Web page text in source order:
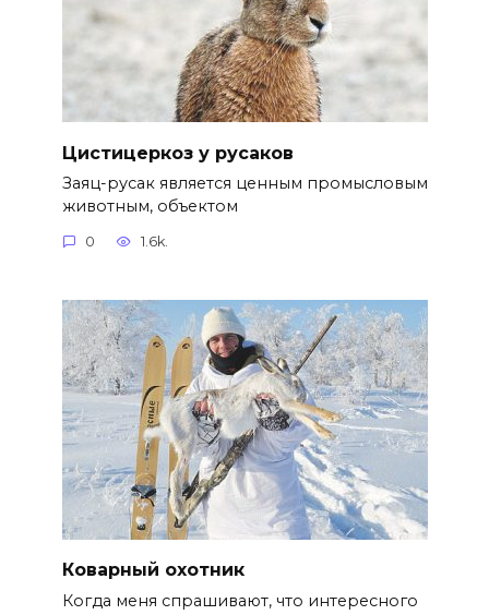
Цистицеркоз у русаков
Заяц-русак является ценным промысловым
животным, объектом
0 1.6k.
Коварный охотник
Когда меня спрашивают, что интересного